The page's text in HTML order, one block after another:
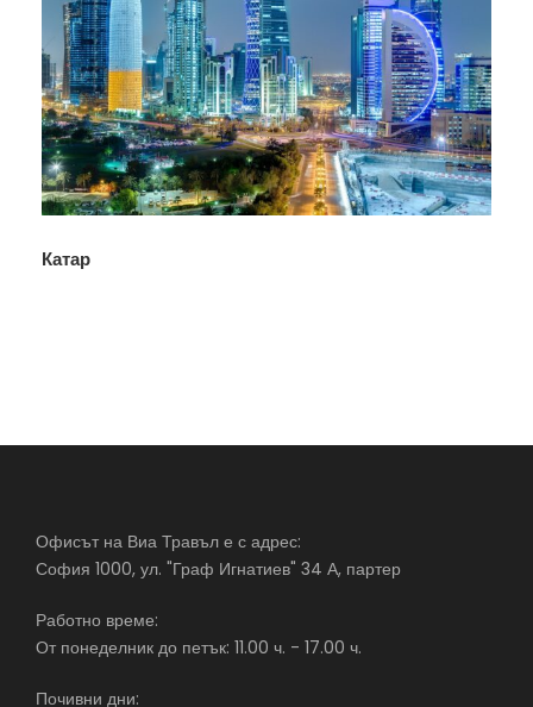
Катар
Офисът на Виа Травъл е с адрес:
София 1000, ул. "Граф Игнатиев" 34 А, партер
Работно време:
От понеделник до петък: 11.00 ч. - 17.00 ч.
Почивни дни: